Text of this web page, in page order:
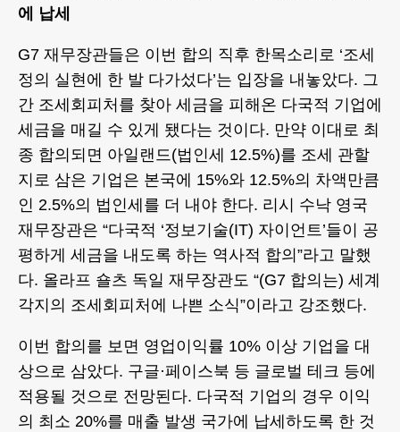
에 납세
G7 재무장관들은 이번 합의 직후 한목소리로 ‘조세
정의 실현에 한 발 다가섰다’는 입장을 내놓았다. 그
간 조세회피처를 찾아 세금을 피해온 다국적 기업에
세금을 매길 수 있게 됐다는 것이다. 만약 이대로 최
종 합의되면 아일랜드(법인세 12.5%)를 조세 관할
지로 삼은 기업은 본국에 15%와 12.5%의 차액만큼
인 2.5%의 법인세를 더 내야 한다. 리시 수낙 영국
재무장관은 “다국적 ‘정보기술(IT) 자이언트’들이 공
평하게 세금을 내도록 하는 역사적 합의”라고 말했
다. 올라프 숄츠 독일 재무장관도 “(G7 합의는) 세계
각지의 조세회피처에 나쁜 소식”이라고 강조했다.
이번 합의를 보면 영업이익률 10% 이상 기업을 대
상으로 삼았다. 구글·페이스북 등 글로벌 테크 등에
적용될 것으로 전망된다. 다국적 기업의 경우 이익
의 최소 20%를 매출 발생 국가에 납세하도록 한 것